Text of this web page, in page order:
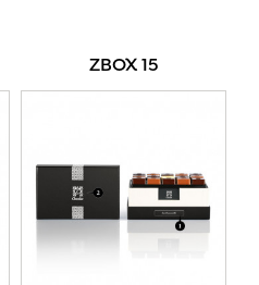
ZBOX 15